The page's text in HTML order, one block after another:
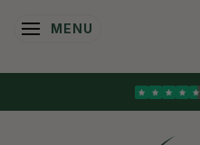
SKIFTE NAVIGATION
MENU